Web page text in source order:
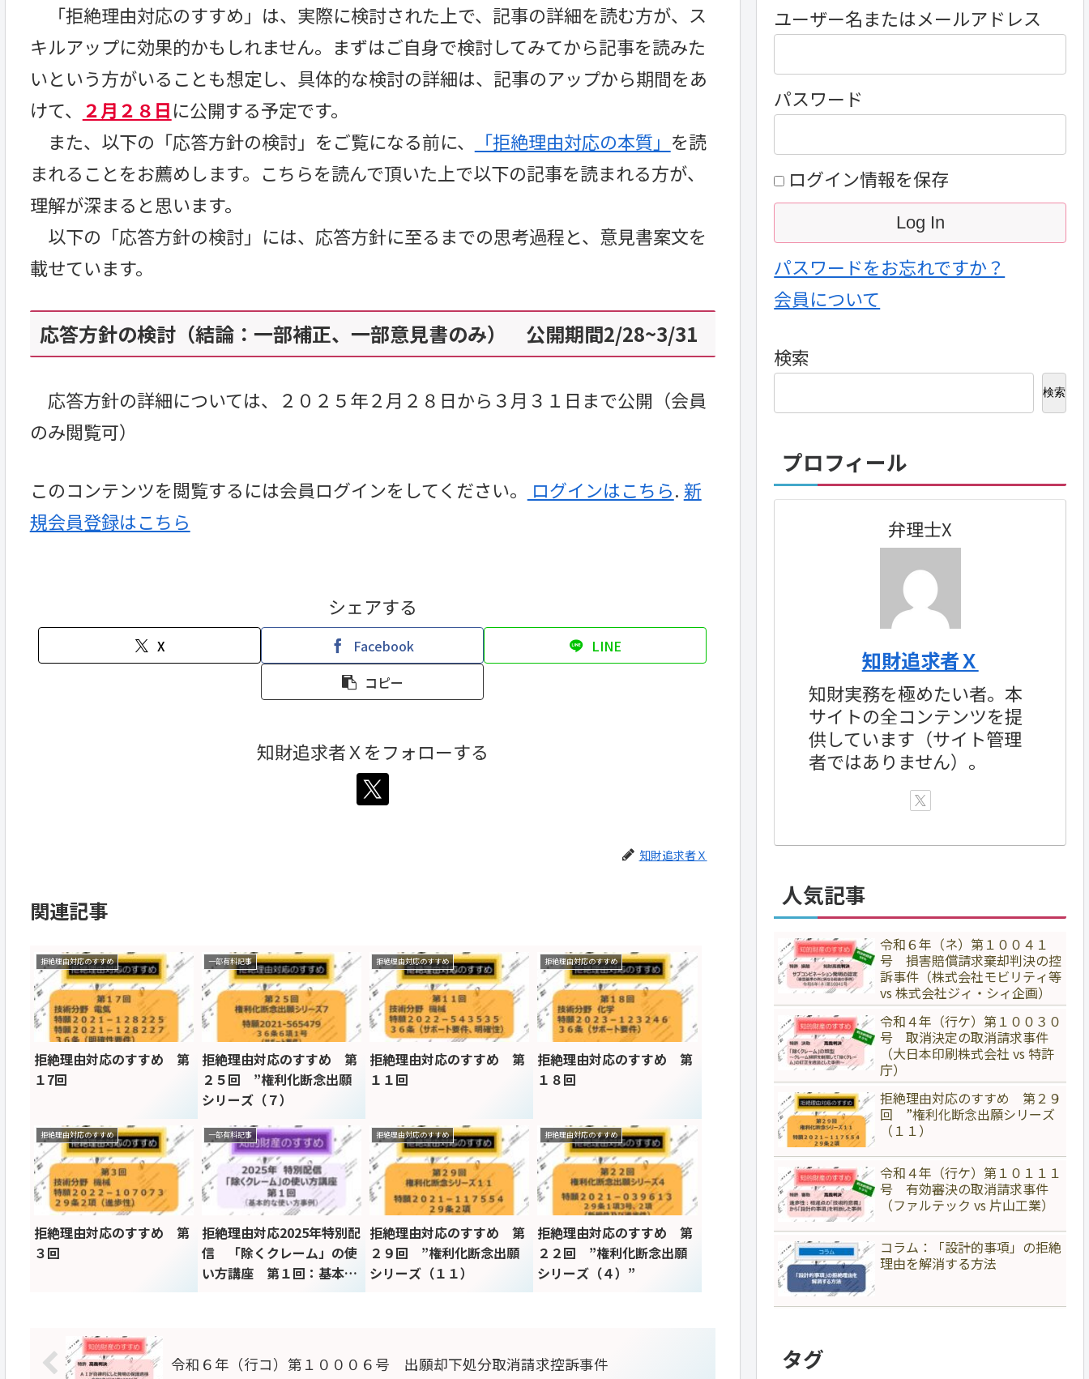
「拒絶理由対応のすすめ」は、実際に検討された上で、記事の詳細を読む方が、ス
キルアップに効果的かもしれません。まずはご自身で検討してみてから記事を読みた
いという方がいることも想定し、具体的な検討の詳細は、記事のアップから期間をあ
けて、
２月２８日に公開する予定です。
また、以下の「応答方針の検討」をご覧になる前に、
「拒絶理由対応の本質」 を読
まれることをお薦めします。こちらを読んで頂いた上で以下の記事を読まれる方が、
理解が深まると思います。
以下の「応答方針の検討」には、応答方針に至るまでの思考過程と、意見書案文を
載せています。
応答方針の検討（結論：一部補正、一部意見書のみ） 公開期間2/28~3/31
応答方針の詳細については、２０２５年２月２８日から３月３１日まで公開（会員
のみ閲覧可）
このコンテンツを閲覧するには会員ログインをしてください。 ログインはこちら. 新
規会員登録はこちら
シェアする
X Facebook
LINE
コピー
知財追求者Ｘをフォローする
知財追求者Ｘ
関連記事
拒絶理由対応のすすめ
拒絶理由対応のすすめ 第
１7回
一部有料記事
拒絶理由対応のすすめ 第
２５回 ”権利化断念出願
シリーズ（７）
拒絶理由対応のすすめ
拒絶理由対応のすすめ 第
１１回
拒絶理由対応のすすめ
拒絶理由対応のすすめ 第
１８回
拒絶理由対応のすすめ
拒絶理由対応のすすめ 第
３回
一部有料記事
拒絶理由対応2025年特別配
信 「除くクレーム」の使
い方講座 第１回：基本的
拒絶理由対応のすすめ
拒絶理由対応のすすめ 第
２９回 ”権利化断念出願
シリーズ（１１）
拒絶理由対応のすすめ
拒絶理由対応のすすめ 第
２２回 ”権利化断念出願
シリーズ（４）”
令和６年（行コ）第１０００６号 出願却下処分取消請求控訴事件
ユーザー名またはメールアドレス
パスワード
ログイン情報を保存
パスワードをお忘れですか？
会員について
検索
検索
プロフィール
弁理士X
知財追求者Ｘ
知財実務を極めたい者。本
サイトの全コンテンツを提
供しています（サイト管理
者ではありません）。
人気記事
令和６年（ネ）第１００４１
号 損害賠償請求棄却判決の控
訴事件（株式会社モビリティ等
vs 株式会社ジィ・シィ企画）
令和４年（行ケ）第１００３０
号 取消決定の取消請求事件
（大日本印刷株式会社 vs 特許
庁）
拒絶理由対応のすすめ 第２９
回 ”権利化断念出願シリーズ
（１１）
令和４年（行ケ）第１０１１１
号 有効審決の取消請求事件
（ファルテック vs 片山工業）
コラム：「設計的事項」の拒絶
理由を解消する方法
タグ